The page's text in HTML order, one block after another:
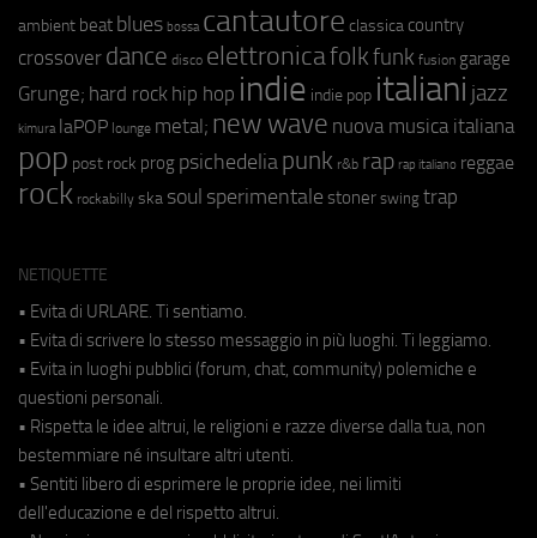
ambient beat blues bossa cantautore classica country
crossover dance disco elettronicafolkfunk fusion garage
Grunge; hard rock hip hop indie indie pop italiani jazz
kimura laPOP lounge metal; new wave nuova musica italiana
pop post rock prog psichedeliapunk r&b rap rap italiano reggae
rock rockabilly ska soul sperimentale stoner swing trap
NETIQUETTE
• Evita di URLARE. Ti sentiamo.
• Evita di scrivere lo stesso messaggio in più luoghi. Ti leggiamo.
• Evita in luoghi pubblici (forum, chat, community) polemiche e
questioni personali.
• Rispetta le idee altrui, le religioni e razze diverse dalla tua, non
bestemmiare né insultare altri utenti.
• Sentiti libero di esprimere le proprie idee, nei limiti
dell'educazione e del rispetto altrui.